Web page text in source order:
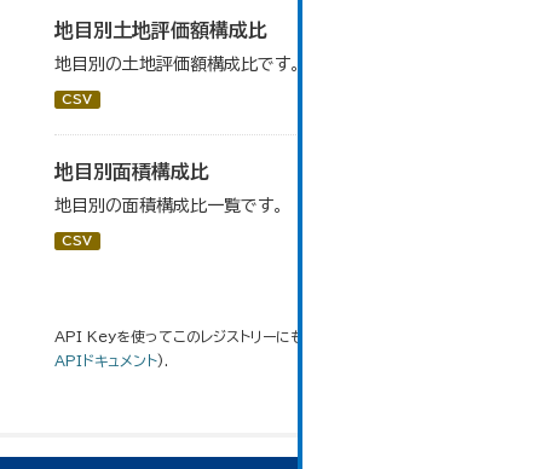
地目別土地評価額構成比
地目別の土地評価額構成比です。
CSV
地目別面積構成比
地目別の面積構成比一覧です。
CSV
API Keyを使ってこのレジストリーにもアクセス可能です
APIドキュメント).